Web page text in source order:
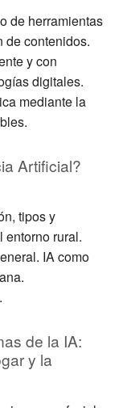
de herramientas
de contenidos.
y con
digitales.
mediante la
Artificial?
tipos y
entorno rural.
IA como
de la IA:
y la